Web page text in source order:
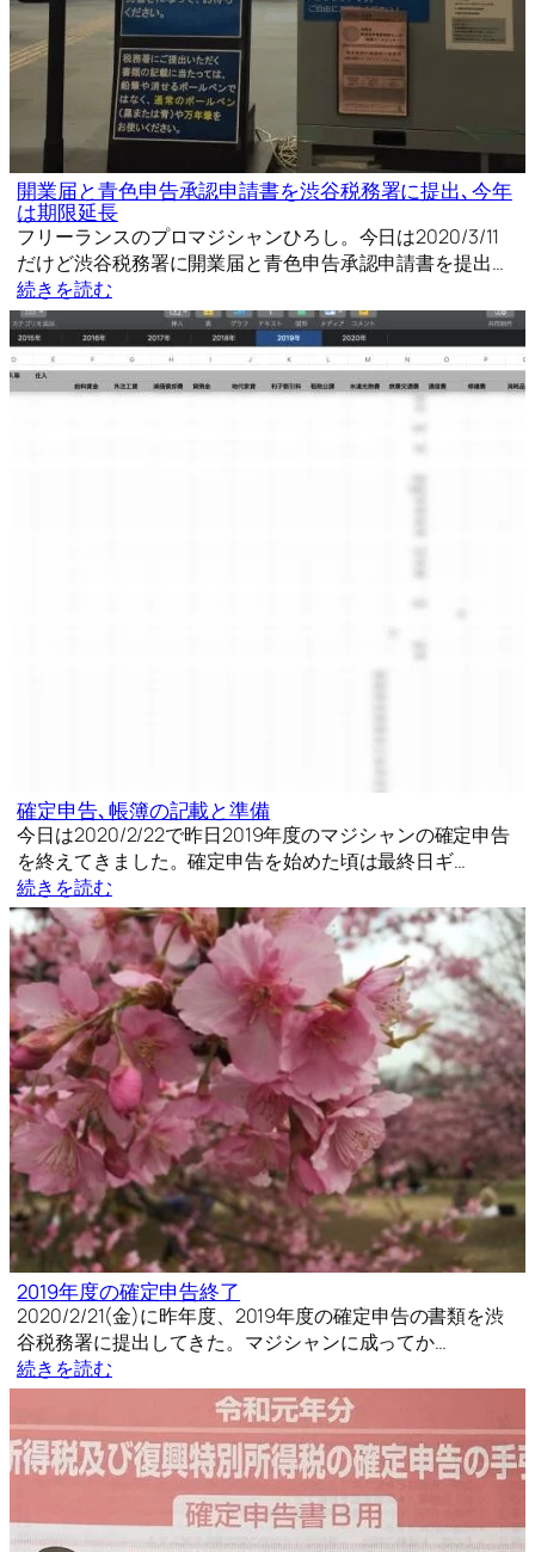
開業届と青色申告承認申請書を渋谷税務署に提出､今年
は期限延長
フリーランスのプロマジシャンひろし。今日は2020/3/11
だけど渋谷税務署に開業届と青色申告承認申請書を提出…
続きを読む
確定申告､帳簿の記載と準備
今日は2020/2/22で昨日2019年度のマジシャンの確定申告
を終えてきました。確定申告を始めた頃は最終日ギ…
続きを読む
2019年度の確定申告終了
2020/2/21(金)に昨年度、2019年度の確定申告の書類を渋
谷税務署に提出してきた。マジシャンに成ってか…
続きを読む